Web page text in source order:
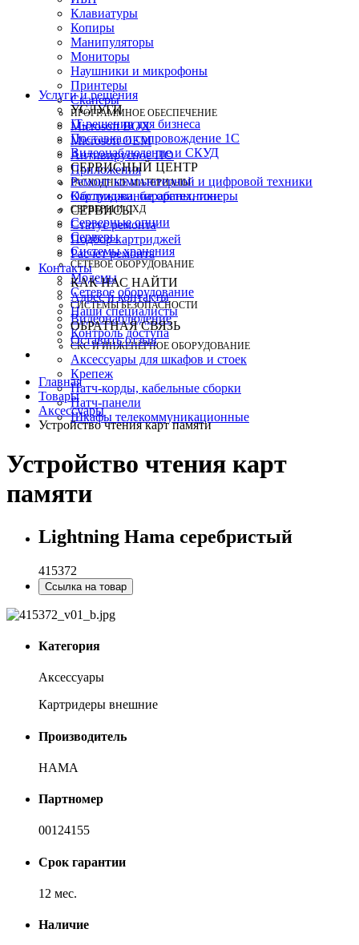
Клавиатуры
Копиры
Манипуляторы
Мониторы
Наушники и микрофоны
Принтеры
Сканеры
ПРОГРАММНОЕ ОБЕСПЕЧЕНИЕ
Microsoft BOX
Microsoft OEM
Антивирусное ПО
Приложения
РАСХОДНЫЕ МАТЕРИАЛЫ
Картриджи, барабаны, тонеры
СЕРВЕРЫ И СХД
Серверные опции
Серверы
Системы хранения
СЕТЕВОЕ ОБОРУДОВАНИЕ
Модемы
Сетевое оборудование
СИСТЕМЫ БЕЗОПАСНОСТИ
Видеонаблюдение
Контроль доступа
СКС И ИНЖЕНЕРНОЕ ОБОРУДОВАНИЕ
Аксессуары для шкафов и стоек
Крепеж
Патч-корды, кабельные сборки
Патч-панели
Шкафы телекоммуникационные
Услуги и решения
УСЛУГИ
IT-решения для бизнеса
Поставка и сопровождение 1C
Видеонаблюдение и СКУД
СЕРВИСНЫЙ ЦЕНТР
Ремонт компьютерной и цифровой техники
Обслуживание оргтехники
СЕРВИСЫ
Статус ремонта
Подбор картриджей
Расчет ремонта
Контакты
КАК НАС НАЙТИ
Адрес и контакты
Наши специалисты
ОБРАТНАЯ СВЯЗЬ
Оставить отзыв
Главная
Товары
Аксессуары
Устройство чтения карт памяти
Устройство чтения карт
памяти
Lightning Hama серебристый
415372
Ссылка на товар
Категория
Аксессуары
Картридеры внешние
Производитель
HAMA
Партномер
00124155
Срок гарантии
12 мес.
Наличие